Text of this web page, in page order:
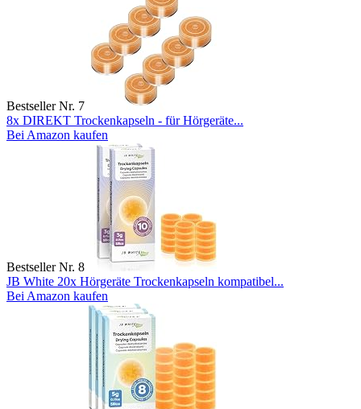
Bestseller Nr. 7
8x DIREKT Trockenkapseln - für Hörgeräte...
Bei Amazon kaufen
Bestseller Nr. 8
JB White 20x Hörgeräte Trockenkapseln kompatibel...
Bei Amazon kaufen